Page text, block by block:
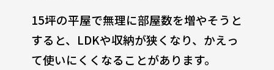
15坪の平屋で無理に部屋数を増やそうと
すると、LDKや収納が狭くなり、かえっ
て使いにくくなることがあります。